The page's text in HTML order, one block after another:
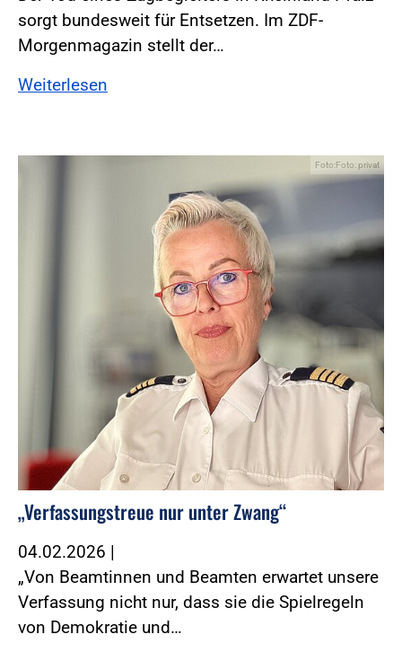
sorgt bundesweit für Entsetzen. Im ZDF-
Morgenmagazin stellt der…
Weiterlesen
Foto:Foto: privat
„Verfassungstreue nur unter Zwang“
04.02.2026 |
„Von Beamtinnen und Beamten erwartet unsere
Verfassung nicht nur, dass sie die Spielregeln
von Demokratie und…